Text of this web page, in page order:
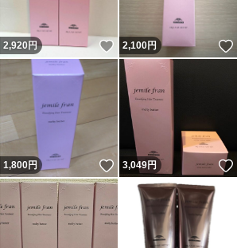
いね！
2,920円 いいね！
2,100円
いいね！
1,800円 いいね！
3,049円